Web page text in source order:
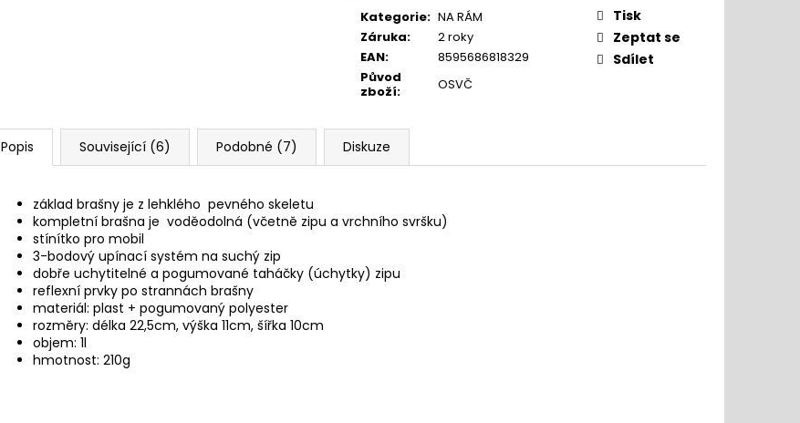
Kategorie: NA RÁM
Záruka:
2 roky
EAN:
8595686818329
Původ
zboží: OSVČ
Tisk
Zeptat se
Sdílet
Popis Související (6) Podobné (7) Diskuze
základ brašny je z lehklého pevného skeletu
kompletní brašna je voděodolná (včetně zipu a vrchního svršku)
stínítko pro mobil
3-bodový upínací systém na suchý zip
dobře uchytitelné a pogumované taháčky (úchytky) zipu
reflexní prvky po strannách brašny
materiál: plast + pogumovaný polyester
rozměry: délka 22,5cm, výška 11cm, šířka 10cm
objem: 1l
hmotnost: 210g